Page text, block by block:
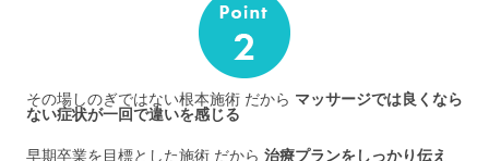
その場しのぎではない根本施術 だから マッサージでは良くなら
ない症状が一回で違いを感じる
早期卒業を目標とした施術 だから 治療プランをしっかり伝え